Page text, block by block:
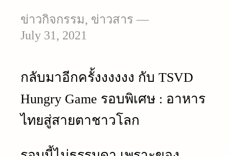
ข่าวกิจกรรม, ข่าวสาร —
July 31, 2021
กลับมาอีกครั้งงงงงง กับ TSVD
Hungry Game รอบพิเศษ : อาหาร
ไทยสู่สายตาชาวโลก